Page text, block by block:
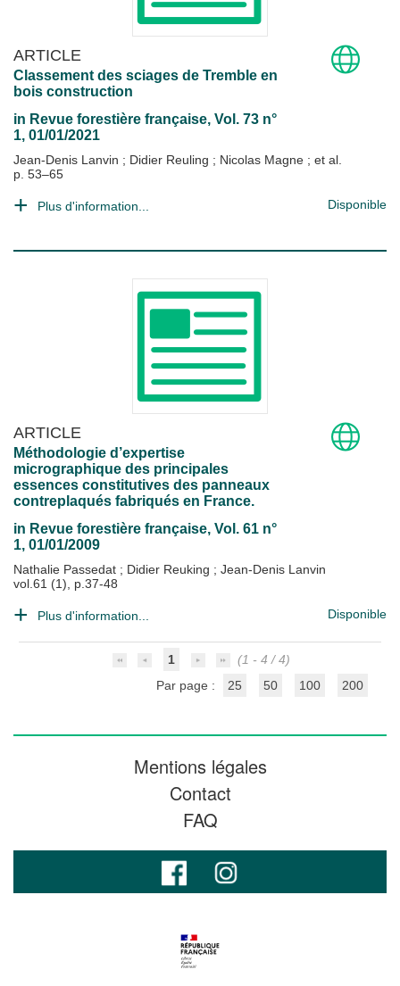
ARTICLE
Classement des sciages de Tremble en
bois construction
in Revue forestière française, Vol. 73 n°
1, 01/01/2021
Jean-Denis Lanvin ; Didier Reuling ; Nicolas Magne ; et al.
p. 53–65
Plus d'information... Disponible
ARTICLE
Méthodologie d’expertise
micrographique des principales
essences constitutives des panneaux
contreplaqués fabriqués en France.
in Revue forestière française, Vol. 61 n°
1, 01/01/2009
Nathalie Passedat ; Didier Reuking ; Jean-Denis Lanvin
vol.61 (1), p.37-48
Plus d'information... Disponible
1
(1 - 4 / 4)
Par page :
25 50 100 200
Mentions légales
Contact
FAQ